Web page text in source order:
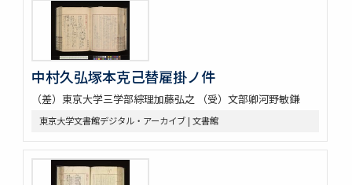
中村久弘塚本克己替雇掛ノ件
（差）東京大学三学部綜理加藤弘之 （受）文部卿河野敏鎌
東京大学文書館デジタル・アーカイブ | 文書館